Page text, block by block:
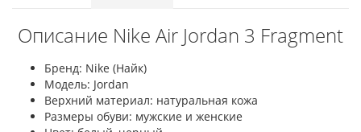
Описание Nike Air Jordan 3 Fragment
Бренд: Nike (Найк)
Модель: Jordan
Верхний материал: натуральная кожа
Размеры обуви: мужские и женские